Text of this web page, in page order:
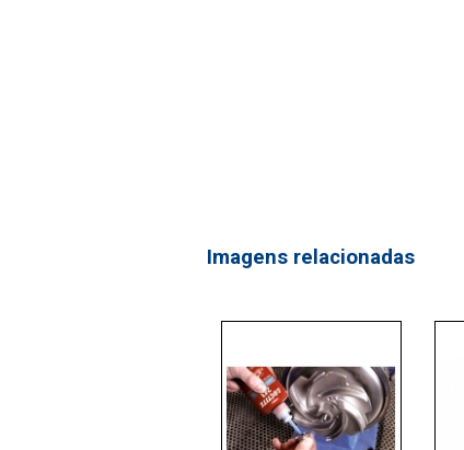
Imagens relacionadas